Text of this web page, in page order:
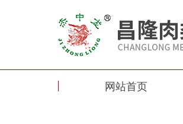
网站首页